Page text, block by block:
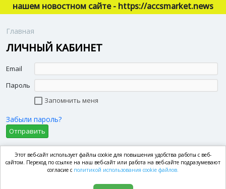
нашем новостном сайте - https://accsmarket.news
Главная
ЛИЧНЫЙ КАБИНЕТ
Email
Пароль
Запомнить меня
Забыли пароль?
Отправить
market.com
Этот веб-сайт использует файлы cookie для повышения удобства работы с веб-
сайтом. Переход по ссылке на наш веб-сайт или работа на веб-сайте подразумевают
согласие с политикой использования cookie файлов.